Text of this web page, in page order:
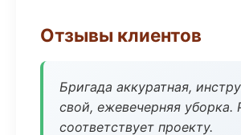
Отзывы клиентов
Бригада аккуратная,
свой, ежевечерняя уборка.
соответствует проекту.